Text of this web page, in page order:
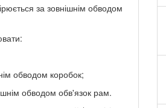
за зовнішнім обводом
обводом коробок;
обводом обв'язок рам.